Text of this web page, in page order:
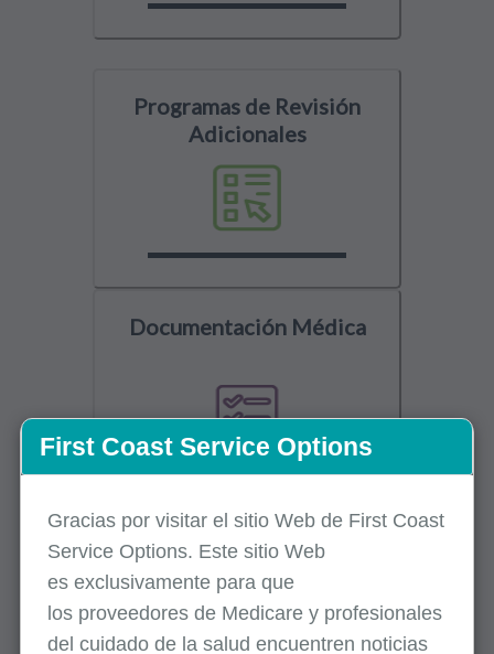
Programas de Revisión
Adicionales
Documentación Médica
Herramientas y Formularios
Relacionados
First Coast Service Options
Gracias por visitar el sitio Web de First Coast
Service Options. Este sitio Web
es exclusivamente para que
los proveedores de Medicare y profesionales
del cuidado de la salud encuentren noticias